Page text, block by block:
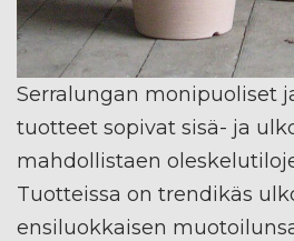
Serralungan monipuoliset
tuotteet sopivat sisä- ja
mahdollistaen
Tuotteissa on trendikäs
ensiluokkaisen